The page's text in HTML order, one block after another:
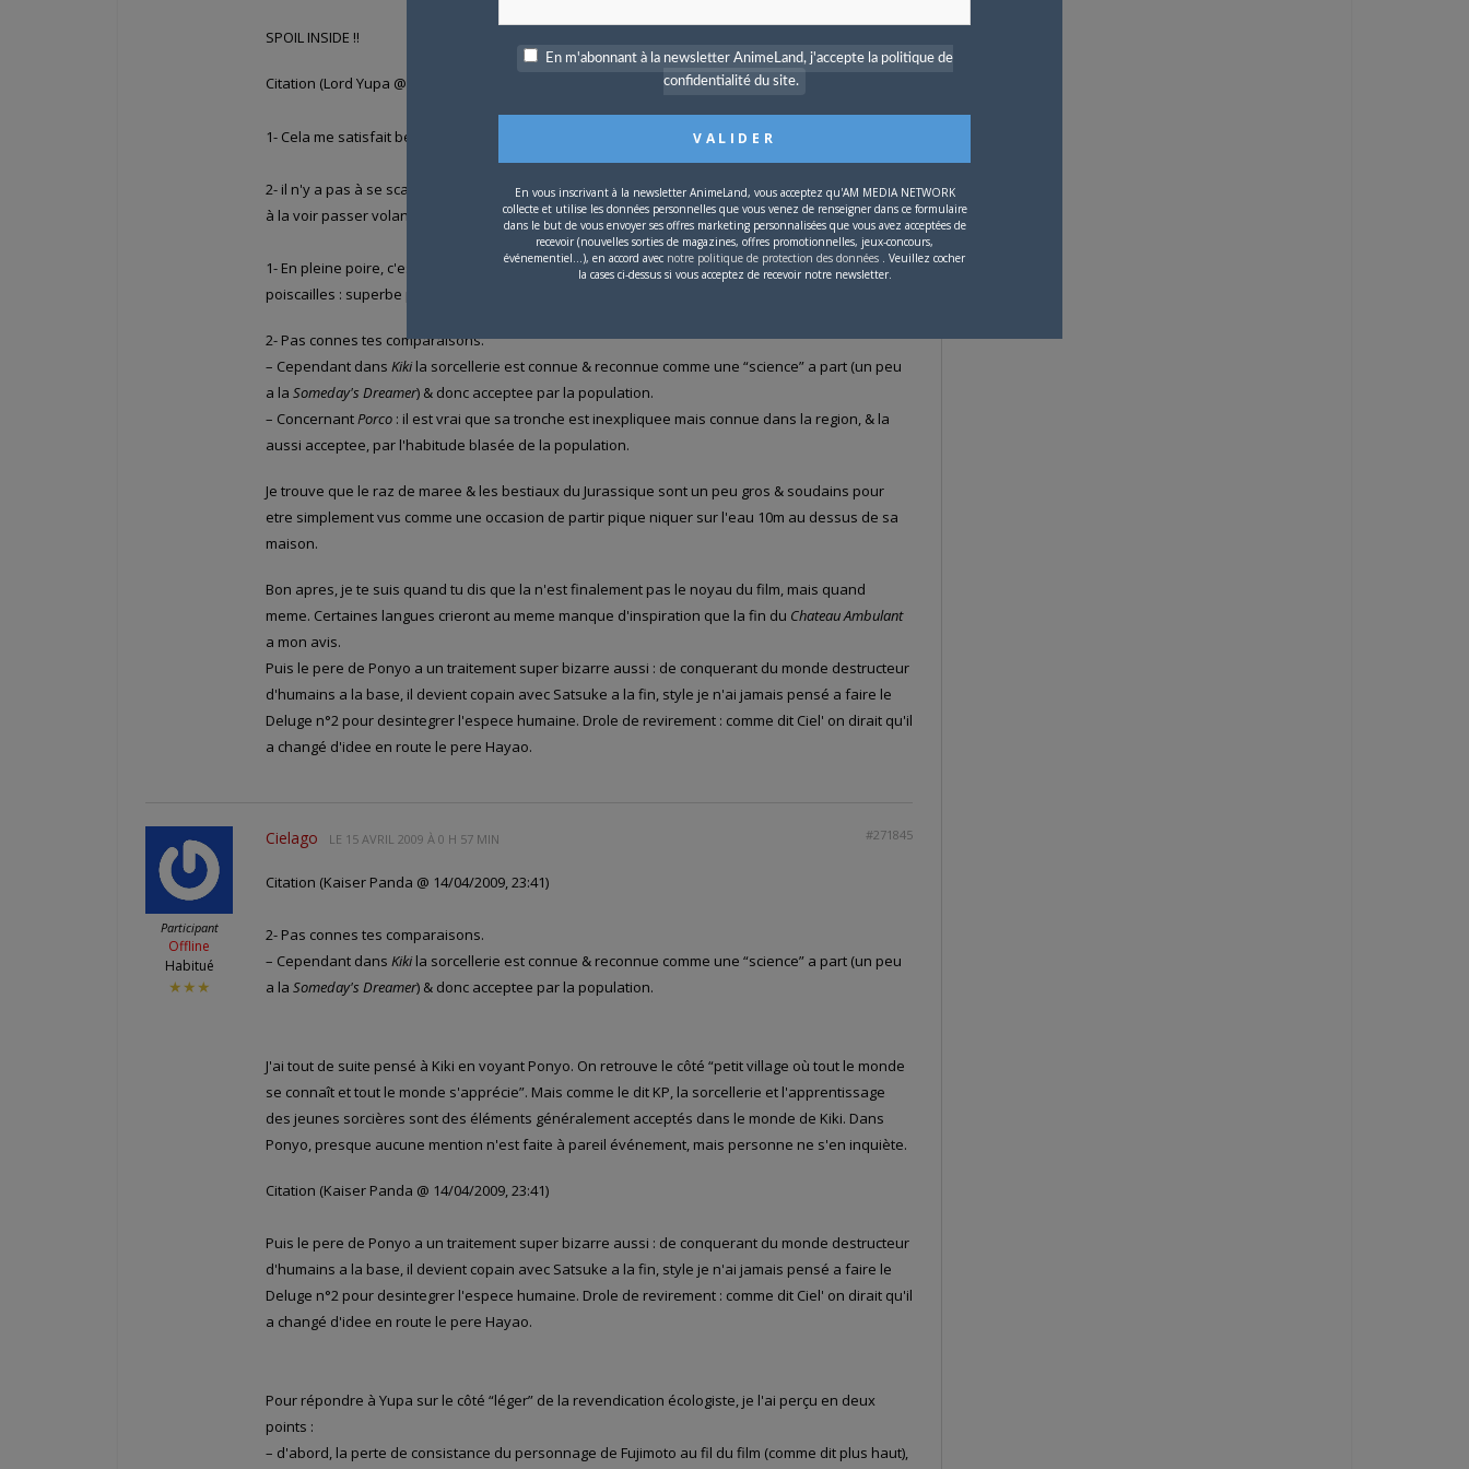
SPOIL INSIDE !!
Citation (Lord Yupa @ 13/04/2009, 20:09)
1- Cela me satisfait beaucoup, cher KP, que tu aies pris ainsi la qualité du Ponyo
2- il n'y a pas à se scandaliser du fait que les gens dansKikine manifestent pas de stupéfaction
à la voir passer volant sur un balai, ou à voir la tête de cochon de Marco dansPorco Rosso .
1- En pleine poire, c'est le terme exact : j'etais scié ! D'accord avec toi pour la fille qui court sur les
poiscailles : superbe plan, deja culte a mes yeux.
2- Pas connes tes comparaisons.
– Cependant dans Kikila sorcellerie est connue & reconnue comme une “science” a part (un peu
a la Someday's Dreamer) & donc acceptee par la population.
– ConcernantPorco : il est vrai que sa tronche est inexpliquee mais connue dans la region, & la
aussi acceptee, par l'habitude blasée de la population.
Je trouve que le raz de maree & les bestiaux du Jurassique sont un peu gros & soudains pour
etre simplement vus comme une occasion de partir pique niquer sur l'eau 10m au dessus de sa
maison.
Bon apres, je te suis quand tu dis que la n'est finalement pas le noyau du film, mais quand
meme. Certaines langues crieront au meme manque d'inspiration que la fin du Chateau Ambulant
a mon avis.
Puis le pere de Ponyo a un traitement super bizarre aussi : de conquerant du monde destructeur
d'humains a la base, il devient copain avec Satsuke a la fin, style je n'ai jamais pensé a faire le
Deluge n°2 pour desintegrer l'espece humaine. Drole de revirement : comme dit Ciel' on dirait qu'il
a changé d'idee en route le pere Hayao.
Participant
Offline
Habitué
★★★
Cielago LE 15 AVRIL 2009 À 0 H 57 MIN #271845
Citation (Kaiser Panda @ 14/04/2009, 23:41)
2- Pas connes tes comparaisons.
– Cependant dans Kikila sorcellerie est connue & reconnue comme une “science” a part (un peu
a la Someday's Dreamer) & donc acceptee par la population.
J'ai tout de suite pensé à Kiki en voyant Ponyo. On retrouve le côté “petit village où tout le monde
se connaît et tout le monde s'apprécie”. Mais comme le dit KP, la sorcellerie et l'apprentissage
des jeunes sorcières sont des éléments généralement acceptés dans le monde de Kiki. Dans
Ponyo, presque aucune mention n'est faite à pareil événement, mais personne ne s'en inquiète.
Citation (Kaiser Panda @ 14/04/2009, 23:41)
Puis le pere de Ponyo a un traitement super bizarre aussi : de conquerant du monde destructeur
d'humains a la base, il devient copain avec Satsuke a la fin, style je n'ai jamais pensé a faire le
Deluge n°2 pour desintegrer l'espece humaine. Drole de revirement : comme dit Ciel' on dirait qu'il
a changé d'idee en route le pere Hayao.
Pour répondre à Yupa sur le côté “léger” de la revendication écologiste, je l'ai perçu en deux
points :
– d'abord, la perte de consistance du personnage de Fujimoto au fil du film (comme dit plus haut),
En m'abonnant à la newsletter AnimeLand, j'accepte la politique de
confidentialité du site.
En vous inscrivant à la newsletter AnimeLand, vous acceptez qu'AM MEDIA NETWORK
collecte et utilise les données personnelles que vous venez de renseigner dans ce formulaire
dans le but de vous envoyer ses offres marketing personnalisées que vous avez acceptées de
recevoir (nouvelles sorties de magazines, offres promotionnelles, jeux-concours,
événementiel...), en accord avec notre politique de protection des données . Veuillez cocher
la cases ci-dessus si vous acceptez de recevoir notre newsletter.